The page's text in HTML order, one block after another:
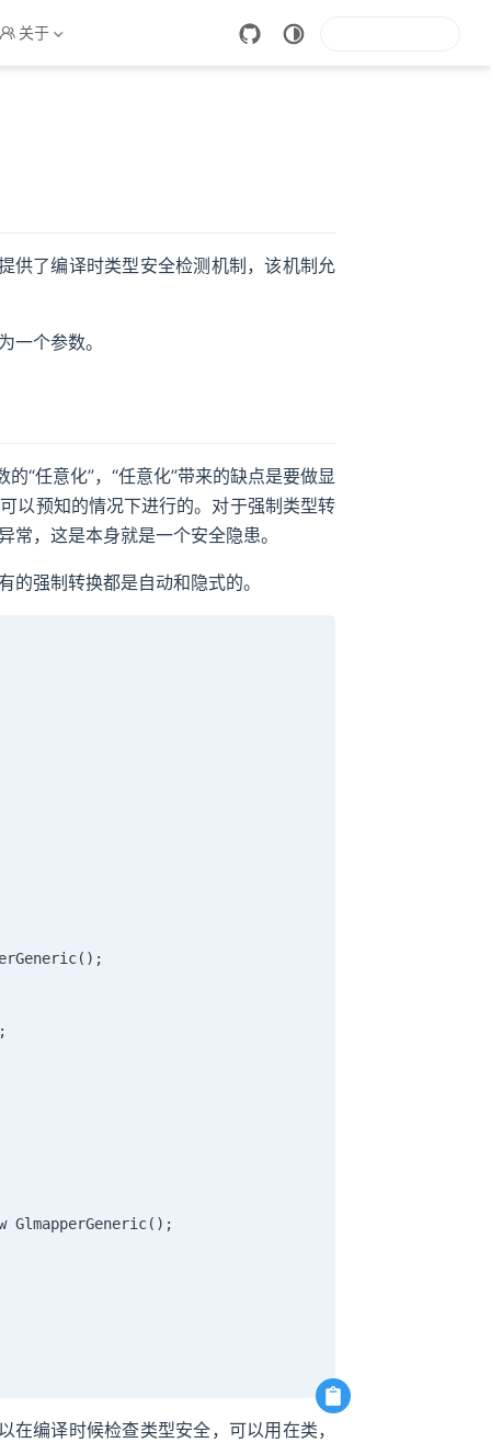
关于
了编译时类型安全检测机制，该机制允
一个参数。
“任意化”，“任意化”带来的缺点是要做显
以预知的情况下进行的。对于强制类型转
，这是本身就是一个安全隐患。
强制转换都是自动和隐式的。
GlmapperGeneric();
编译时候检查类型安全，可以用在类，